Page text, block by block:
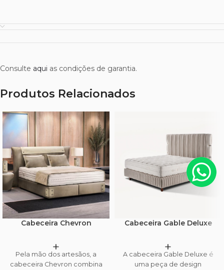
Consulte aqui as condições de garantia.
Produtos Relacionados
Cabeceira Chevron
+
Pela mão dos artesãos, a
cabeceira Chevron combina
Cabeceira Gable Deluxe
+
A cabeceira Gable Deluxe é
uma peça de design